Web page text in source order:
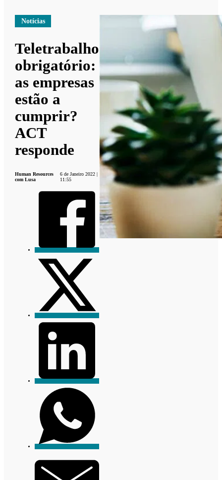
Notícias
Teletrabalho
obrigatório:
as empresas
estão a
cumprir?
ACT
responde
Human Resources
com Lusa
6 de Janeiro 2022 |
11:55